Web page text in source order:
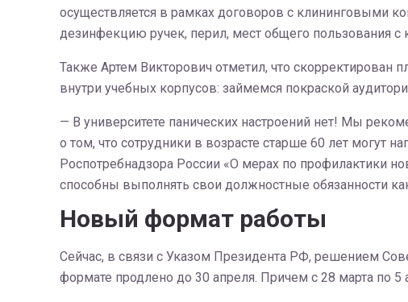
осуществляется в рамках договоров с клининговыми
дезинфекцию ручек, перил, мест общего пользования с
Также Артем Викторович отметил, что
внутри учебных корпусов: займемся покраской
— В университете панических настроений нет! Мы
о том, что сотрудники в возрасте старше 60 лет могут
Роспотребнадзора России «О мерах по профилактики
способны выполнять свои должностные обязанности
Новый формат работы
Сейчас, в связи с Указом Президента РФ, решением
формате продлено до 30 апреля. Причем с 28 марта по